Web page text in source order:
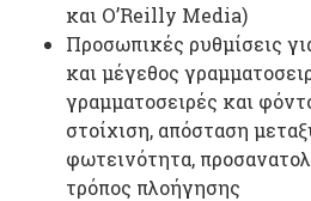
και O’Reilly Media)
Προσωπικές ρυθμίσεις
και μέγεθος
γραμματοσειρές και
στοίχιση, απόσταση
φωτεινότητα,
τρόπος πλοήγησης